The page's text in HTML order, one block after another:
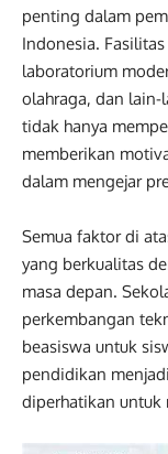
penting dalam
Indonesia.
laboratorium
olahraga, dan
tidak hanya
memberikan
dalam mengejar
Semua faktor di
yang berkualitas
masa depan.
perkembangan
beasiswa untuk
pendidikan
diperhatikan untuk